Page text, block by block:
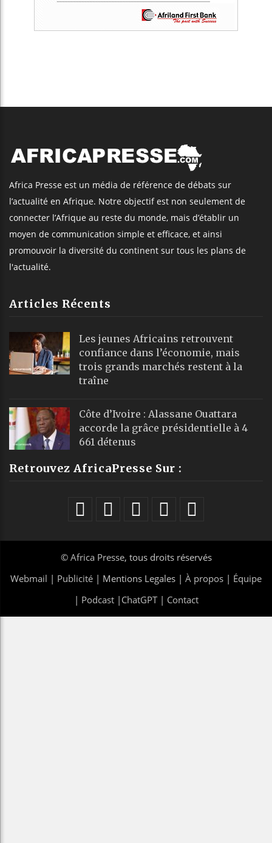
Africa Presse est un média de référence de débats sur
l’actualité en Afrique. Notre objectif est non seulement de
connecter l’Afrique au reste du monde, mais d’établir un
moyen de communication simple et efficace, et ainsi
promouvoir la diversité du continent sur tous les plans de
l'actualité.
Articles Récents
Les jeunes Africains retrouvent
confiance dans l’économie, mais
trois grands marchés restent à la
traîne
Côte d’Ivoire : Alassane Ouattara
accorde la grâce présidentielle à 4
661 détenus
Retrouvez AfricaPresse Sur :
© Africa Presse, tous droits réservés
Webmail | Publicité | Mentions Legales | À propos | Équipe
| Podcast| ChatGPT| Contact